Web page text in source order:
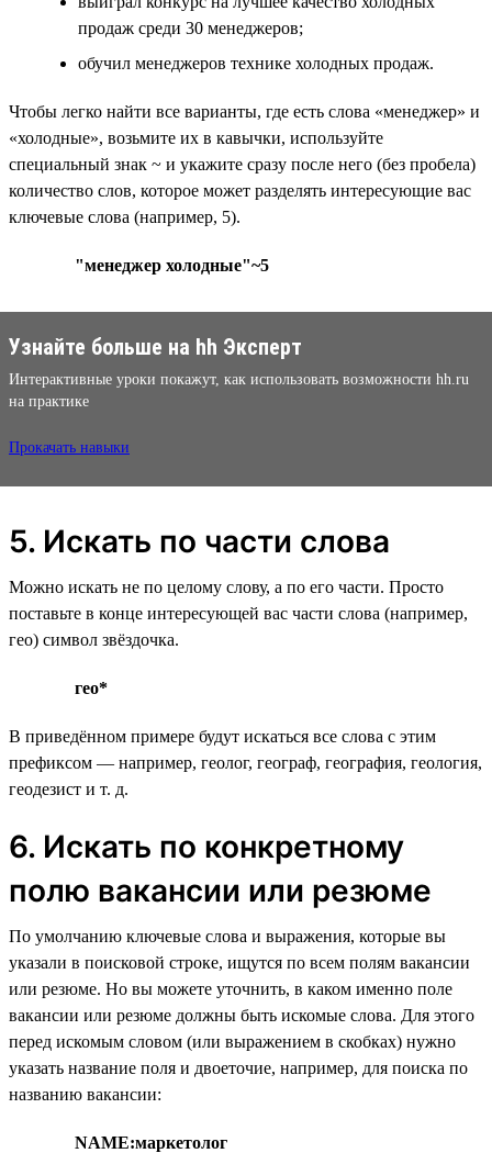
продаж среди 30 менеджеров;
обучил менеджеров технике холодных продаж.
Чтобы легко найти все варианты, где есть слова «менеджер» и
«холодные», возьмите их в кавычки, используйте
специальный знак ~ и укажите сразу после него (без пробела)
количество слов, которое может разделять интересующие вас
ключевые слова (например, 5).
"менеджер холодные"~5
Узнайте больше на hh Эксперт
Интерактивные уроки покажут, как использовать возможности hh.ru
на практике
Прокачать навыки
5. Искать по части слова
Можно искать не по целому слову, а по его части. Просто
поставьте в конце интересующей вас части слова (например,
гео) символ звёздочка.
гео*
В приведённом примере будут искаться все слова с этим
префиксом — например, геолог, географ, география, геология,
геодезист и т. д.
6. Искать по конкретному
полю вакансии или резюме
По умолчанию ключевые слова и выражения, которые вы
указали в поисковой строке, ищутся по всем полям вакансии
или резюме. Но вы можете уточнить, в каком именно поле
вакансии или резюме должны быть искомые слова. Для этого
перед искомым словом (или выражением в скобках) нужно
указать название поля и двоеточие, например, для поиска по
названию вакансии:
NAME:маркетолог